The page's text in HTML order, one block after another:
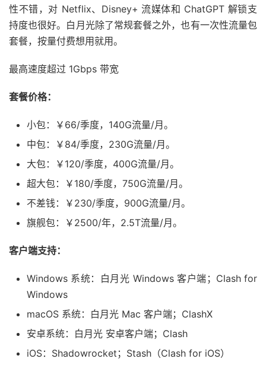
性不错，对 Netflix、Disney+ 流媒体和 ChatGPT 解锁支
持度也很好。白月光除了常规套餐之外，也有一次性流量包
套餐，按量付费想用就用。
最高速度超过 1Gbps 带宽
套餐价格：
小包：￥66/季度，140G流量/月。
中包：￥84/季度，230G流量/月。
大包：￥120/季度，400G流量/月。
超大包：￥180/季度，750G流量/月。
不差钱：￥230/季度，900G流量/月。
旗舰包：￥2500/年，2.5T流量/月。
客户端支持：
Windows 系统：白月光 Windows 客户端；Clash for
Windows
macOS 系统：白月光 Mac 客户端；ClashX
安卓系统：白月光 安卓客户端；Clash
iOS：Shadowrocket；Stash（Clash for iOS）